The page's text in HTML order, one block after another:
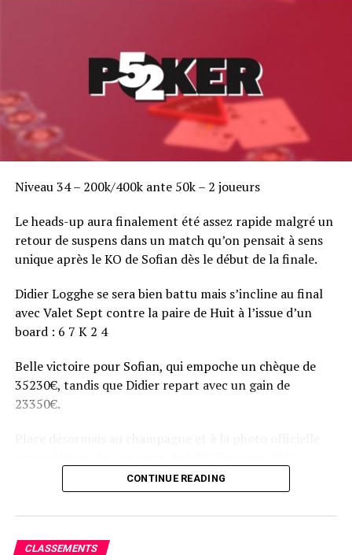
Niveau 34 – 200k/400k ante 50k – 2 joueurs
Le heads-up aura finalement été assez rapide malgré un
retour de suspens dans un match qu’on pensait à sens
unique après le KO de Sofian dès le début de la finale.
Didier Logghe se sera bien battu mais s’incline au final
avec Valet Sept contre la paire de Huit à l’issue d’un
board : 6 7 K 2 4
Belle victoire pour Sofian, qui empoche un chèque de
35230€, tandis que Didier repart avec un gain de
23350€.
CONTINUE READING
CLASSEMENTS